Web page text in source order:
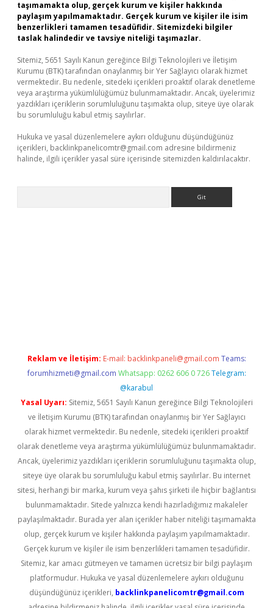
taşımamakta olup, gerçek kurum ve kişiler hakkında
paylaşım yapılmamaktadır. Gerçek kurum ve kişiler ile isim
benzerlikleri tamamen tesadüfidir. Sitemizdeki bilgiler
taslak halindedir ve tavsiye niteliği taşımazlar.
Sitemiz, 5651 Sayılı Kanun gereğince Bilgi Teknolojileri ve İletişim
Kurumu (BTK) tarafından onaylanmış bir Yer Sağlayıcı olarak hizmet
vermektedir. Bu nedenle, sitedeki içerikleri proaktif olarak denetleme
veya araştırma yükümlülüğümüz bulunmamaktadır. Ancak, üyelerimiz
yazdıkları içeriklerin sorumluluğunu taşımakta olup, siteye üye olarak
bu sorumluluğu kabul etmiş sayılırlar.
Hukuka ve yasal düzenlemelere aykırı olduğunu düşündüğünüz
içerikleri, backlinkpanelicomtr@gmail.com adresine bildirmeniz
halinde, ilgili içerikler yasal süre içerisinde sitemizden kaldırılacaktır.
Reklam ve İletişim: E-mail: backlinkpaneli@gmail.com Teams:
forumhizmeti@gmail.com Whatsapp: 0262 606 0 726 Telegram:
@karabul
Yasal Uyarı: Sitemiz, 5651 Sayılı Kanun gereğince Bilgi Teknolojileri
ve İletişim Kurumu (BTK) tarafından onaylanmış bir Yer Sağlayıcı
olarak hizmet vermektedir. Bu nedenle, sitedeki içerikleri proaktif
olarak denetleme veya araştırma yükümlülüğümüz bulunmamaktadır.
Ancak, üyelerimiz yazdıkları içeriklerin sorumluluğunu taşımakta olup,
siteye üye olarak bu sorumluluğu kabul etmiş sayılırlar. Bu internet
sitesi, herhangi bir marka, kurum veya şahıs şirketi ile hiçbir bağlantısı
bulunmamaktadır. Sitede yalnızca kendi hazırladığımız makaleler
paylaşılmaktadır. Burada yer alan içerikler haber niteliği taşımamakta
olup, gerçek kurum ve kişiler hakkında paylaşım yapılmamaktadır.
Gerçek kurum ve kişiler ile isim benzerlikleri tamamen tesadüfidir.
Sitemiz, kar amacı gütmeyen ve tamamen ücretsiz bir bilgi paylaşım
platformudur. Hukuka ve yasal düzenlemelere aykırı olduğunu
düşündüğünüz içerikleri, backlinkpanelicomtr@gmail.com